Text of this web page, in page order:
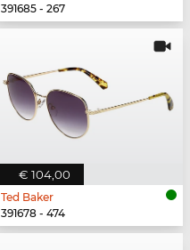
391685 - 267
€ 104,00
Ted Baker
391678 - 474